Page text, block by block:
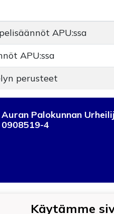
APU:ssa
APU:ssa
perusteet
Auran Palokunnan
0908519-4
Käytämme